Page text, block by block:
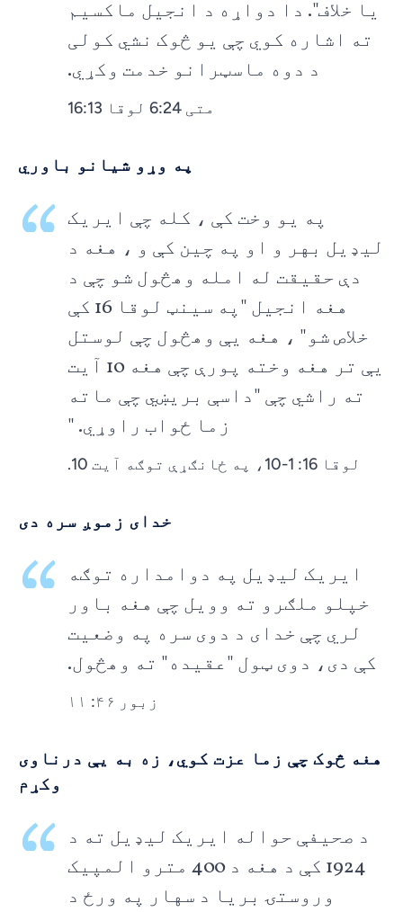
یا خلاف". دا دواړه د انجیل ماکسیم
ته اشاره کوي چې یو څوک نشي کولی
د دوه ماسټرانو خدمت وکړي.
متی 6:24 لوقا 16:13
په وړو شیانو باوري
په یو وخت کې ، کله چې ایریک
لیډیل بهر و او په چین کې و ، هغه د
دې حقیقت له امله وهڅول شو چې د
هغه انجیل "په سینټ لوقا 16 کې
خلاص شو" ، هغه یې وهڅول چې لوستل
یې تر هغه وخته پورې چې هغه 10 آیت
ته راشي چې "داسې بریښي چې ماته
زما ځواب راوړي. "
لوقا 16: 1-10، په ځانګړې توګه آیت 10.
خدای زموږ سره دی
ایریک لیډیل په دوامداره توګه
خپلو ملګرو ته وویل چې هغه باور
لري چې خدای د دوی سره په وضعیت
کې دی، دوی ټول "عقیده" ته وهڅول.
زبور ۴۶: ۱۱
هغه څوک چې زما عزت کوي، زه به یې درناوی
وکړم
د صحیفې حواله ایریک لیډیل ته د
1924 کې د هغه د 400 مترو المپیک
وروستۍ بریا د سهار په ورځ د